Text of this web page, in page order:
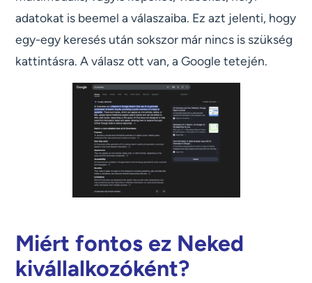
adatokat is beemel a válaszaiba. Ez azt jelenti, hogy
egy-egy keresés után sokszor már nincs is szükség
kattintásra. A válasz ott van, a Google tetején.
Miért fontos ez Neked
kivállalkozóként?